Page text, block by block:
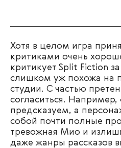
Хотя в целом игра
критиками очень
критикует Split Fiction
слишком уж похожа на
студии. С частью
согласиться.
предсказуем, а
собой почти полные
тревожная Мио и
даже жанры рассказов